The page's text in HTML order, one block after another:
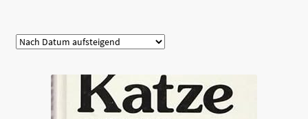
Zur Waldviertel Exklusiv-Website